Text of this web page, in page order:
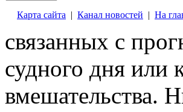
Карта сайта | Канал новостей | На
связанных с
судного дня или
вмешательства.